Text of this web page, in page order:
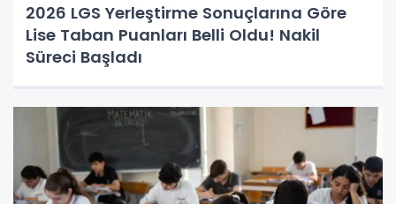
2026 LGS Yerleştirme Sonuçlarına Göre
Lise Taban Puanları Belli Oldu! Nakil
Süreci Başladı